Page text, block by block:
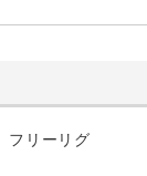
リーリグ